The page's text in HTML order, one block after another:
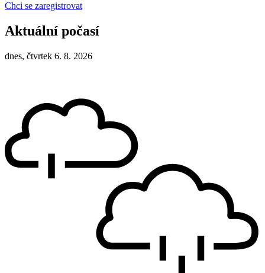
Chci se zaregistrovat
Aktuální počasí
dnes, čtvrtek 6. 8. 2026